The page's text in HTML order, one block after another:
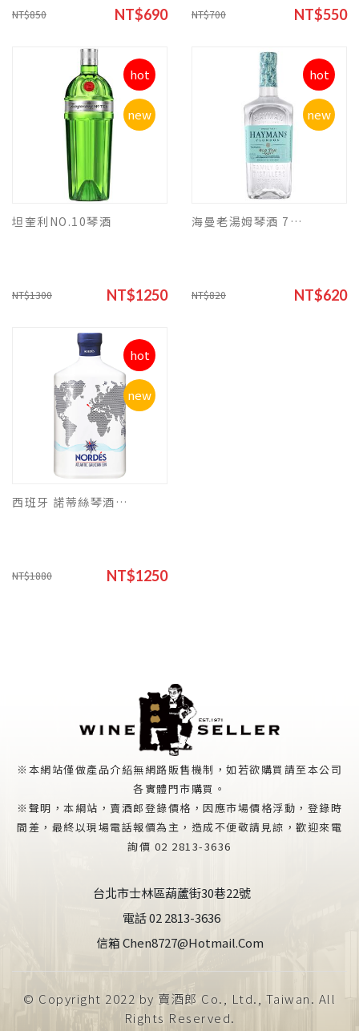
NT$850 NT$690 NT$700 NT$550
hot
new
坦奎利NO.10琴酒
NT$1300 NT$1250
hot
new
海曼老湯姆琴酒 700ml
NT$820 NT$620
hot
new
西班牙 諾蒂絲琴酒 700ml
NT$1880 NT$1250
※本網站僅做產品介紹無網路販售機制，如若欲購買請至本公司
各實體門市購買。
※聲明，本綱站，賣酒郎登錄價格，因應市場價格浮動，登錄時
間差，最終以現場電話報價為主，造成不便敬請見諒，歡迎來電
詢價 02 2813-3636
台北市士林區葫蘆街30巷22號
電話 02 2813-3636
信箱 Chen8727@hotmail.com
© Copyright 2022 by 賣酒郎 Co., Ltd., Taiwan. All
Rights Reserved.